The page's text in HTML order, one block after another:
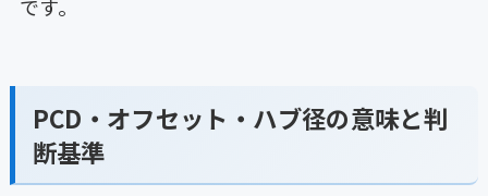
です。
PCD・オフセット・ハブ径の意味と判
断基準